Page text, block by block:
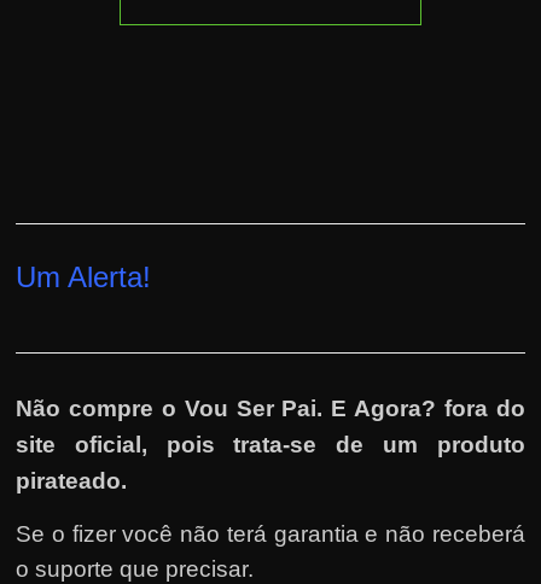
Um Alerta!
Não compre o Vou Ser Pai. E Agora? fora do
site oficial, pois trata-se de um produto
pirateado.
Se o fizer você não terá garantia e não receberá
o suporte que precisar.